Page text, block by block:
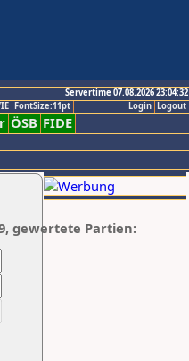
Servertime 07.08.2026 23:04:32
Logout
Login
FontSize:11pt
ÖSB FIDE
gewertete Partien: